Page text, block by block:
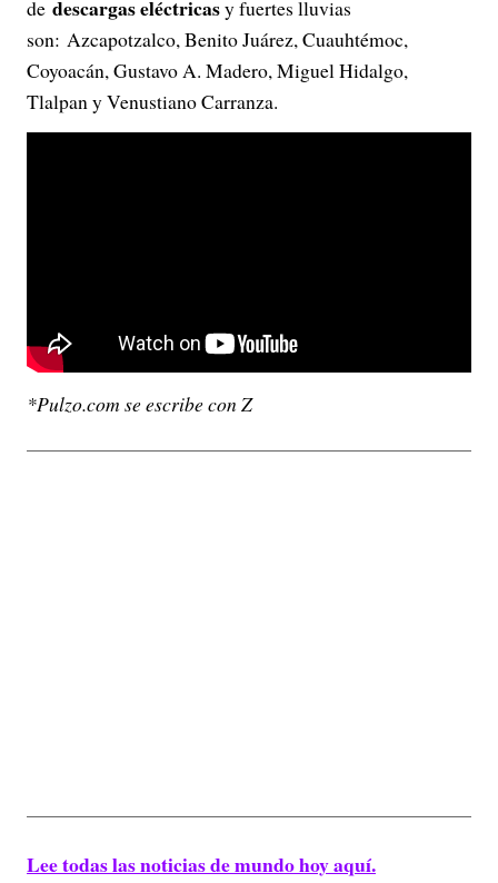
de descargas eléctricasy fuertes lluvias
son: Azcapotzalco, Benito Juárez, Cuauhtémoc,
Coyoacán, Gustavo A. Madero, Miguel Hidalgo,
Tlalpan y Venustiano Carranza.
*Pulzo.com se escribe con Z
Lee todas las noticias de mundo hoy aquí.